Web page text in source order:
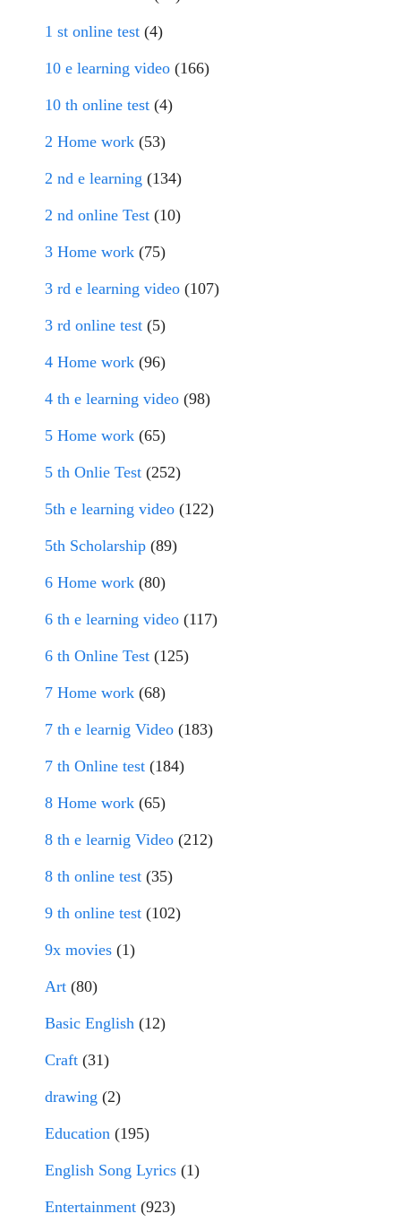
1 st online test (4)
10 e learning video (166)
10 th online test (4)
2 Home work (53)
2 nd e learning (134)
2 nd online Test (10)
3 Home work (75)
3 rd e learning video (107)
3 rd online test (5)
4 Home work (96)
4 th e learning video (98)
5 Home work (65)
5 th Onlie Test (252)
5th e learning video (122)
5th Scholarship (89)
6 Home work (80)
6 th e learning video (117)
6 th Online Test (125)
7 Home work (68)
7 th e learnig Video (183)
7 th Online test (184)
8 Home work (65)
8 th e learnig Video (212)
8 th online test (35)
9 th online test (102)
9x movies (1)
Art (80)
Basic English (12)
Craft (31)
drawing (2)
Education (195)
English Song Lyrics (1)
Entertainment (923)